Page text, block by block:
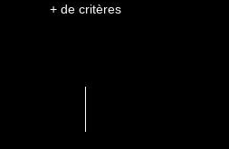
+ de critères